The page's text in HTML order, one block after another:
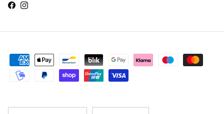
Facebook
Instagram
Sconti riservati, offerte esclusive e nuovi arrivi in anteprima. Non
valido sugli articoli già scontati e su quelli contrassegnati con ★